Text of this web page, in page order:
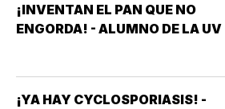
¡INVENTAN EL PAN QUE NO
ENGORDA! - ALUMNO DE LA UV
¡YA HAY CYCLOSPORIASIS! -